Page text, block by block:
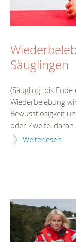
Säuglingen
(Säugling: bis
Wiederbelebung
Bewusstlosigkeit
oder Zweifel daran
Weiterlesen